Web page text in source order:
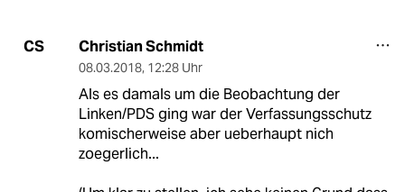
CS Christian Schmidt
08.03.2018, 12:28 Uhr
Als es damals um die Beobachtung der
Linken/PDS ging war der Verfassungsschutz
komischerweise aber ueberhaupt nich
zoegerlich...